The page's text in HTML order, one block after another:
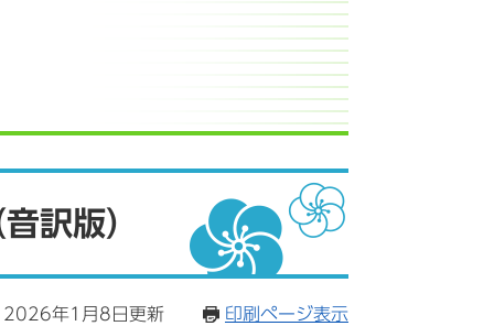
訳版）
2026年1月8日更新 印刷ページ表示